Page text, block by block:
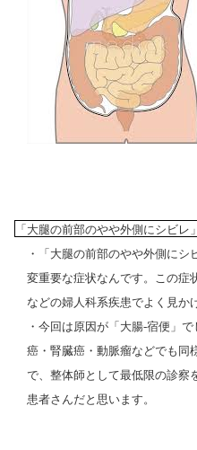
「大腿の前部のやや外側にシビレ
・「 大腿の前部のやや外側にシ
変重要な症状なんです。この症
などの婦人科系疾患でよく見か
・今回は原因が「大腸-宿便」で
癌・腎臓癌・動脈瘤などでも同
で、整体師として最低限の診察
患者さんだと思います。